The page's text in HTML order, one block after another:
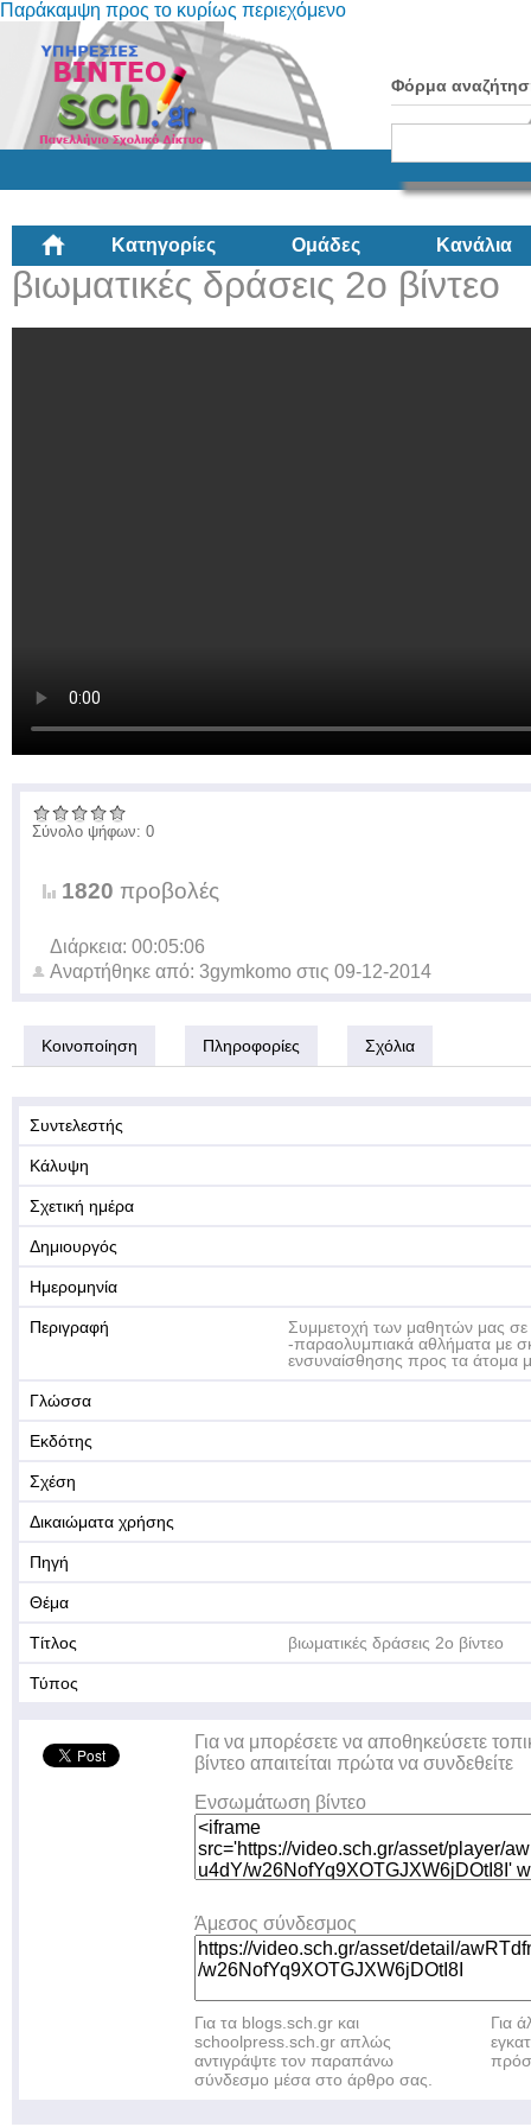
Παράκαμψη προς το κυρίως περιεχόμενο
Φόρμα
Κατηγορίες Ομάδες Κανάλια
βιωματικές δράσεις 2ο βίντεο
Σύνολο ψήφων: 0
1820 προβολές
Διάρκεια: 00:05:06
Αναρτήθηκε από: 3gymkomo στις 09-12-2014
Κοινοποίηση Πληροφορίες Σχόλια
Συντελεστής
Κάλυψη
Σχετική ημέρα
Δημιουργός
Ημερομηνία
Περιγραφή
Συμμετοχή των μαθητών μας σε
-παραολυμπιακά αθλήματα με
ενσυναίσθησης προς τα άτομα
Γλώσσα
Εκδότης
Σχέση
Δικαιώματα χρήσης
Πηγή
Θέμα
Τίτλος βιωματικές δράσεις 2ο βίντεο
Τύπος
Για να μπορέσετε να αποθηκεύσετε
βίντεο απαιτείται πρώτα να συνδεθείτε
Ενσωμάτωση βίντεο
Άμεσος σύνδεσμος
Για τα blogs.sch.gr και
schoolpress.sch.gr απλώς
αντιγράψτε τον παραπάνω
σύνδεσμο μέσα στο άρθρο σας.
Για